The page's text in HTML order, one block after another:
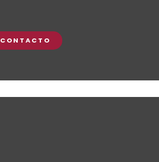
CONTACTO